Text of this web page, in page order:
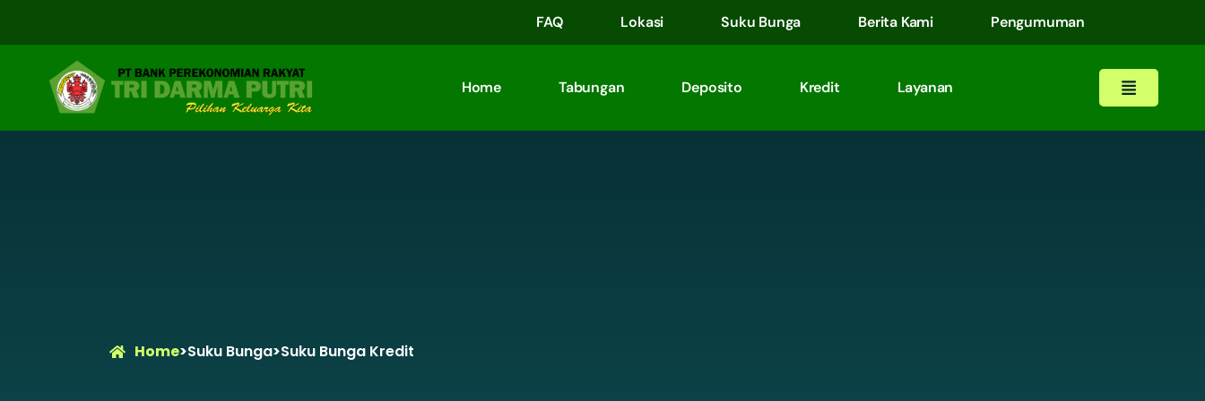
FAQ Lokasi Suku Bunga Berita Kami Pengumuman
Home Tabungan Deposito Kredit Layanan
Home>Suku Bunga>Suku Bunga Kredit